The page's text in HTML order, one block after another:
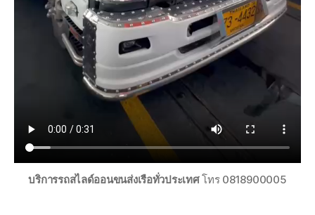
บริการรถสไลด์ออนขนส่งเรือทั่วประเทศโทร 0818900005